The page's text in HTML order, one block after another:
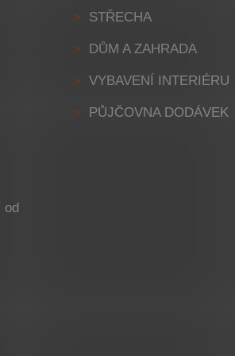
STŘECHA
DŮM A ZAHRADA
VYBAVENÍ INTERIÉRU
PŮJČOVNA DODÁVEK